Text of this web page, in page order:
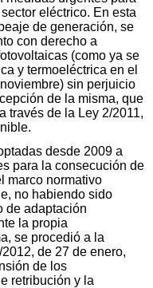
eléctrico. En esta
de generación, se
con derecho a
(como ya se
y termoeléctrica en el
sin perjuicio
de la misma, que
través de la Ley 2/2011,
desde 2009 a
para la consecución de
marco normativo
no habiendo sido
de adaptación
la propia
se procedió a la
de 27 de enero,
de los
retribución y la